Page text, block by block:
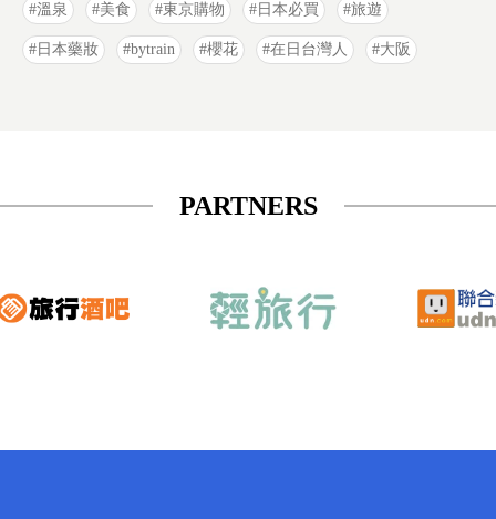
溫泉 美食 東京購物 日本必買 旅遊
日本藥妝 bytrain 櫻花 在日台灣人 大阪
PARTNERS